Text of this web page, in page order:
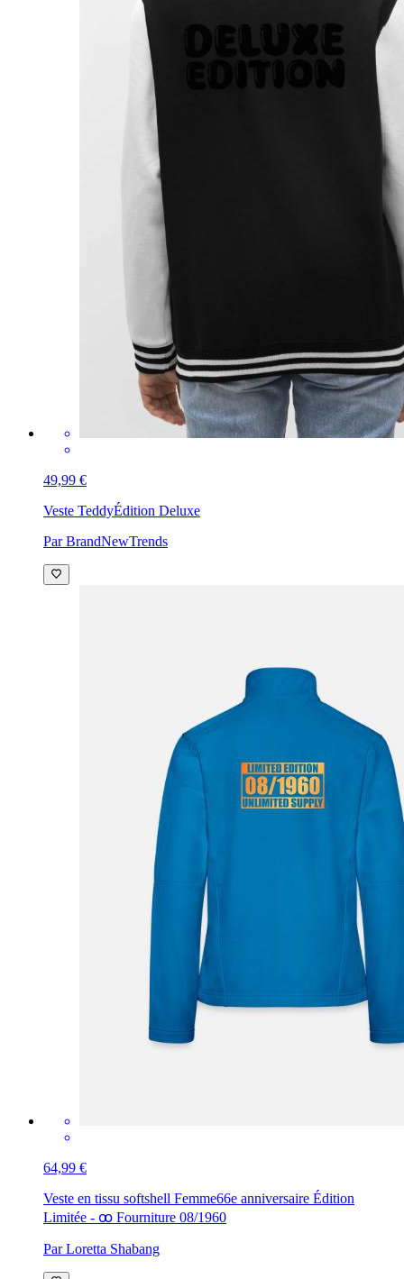
49,99 €
Veste TeddyÉdition Deluxe
Par BrandNewTrends
64,99 €
Veste en tissu softshell Femme66e anniversaire Édition
Limitée - ꝏ Fourniture 08/1960
Par Loretta Shabang